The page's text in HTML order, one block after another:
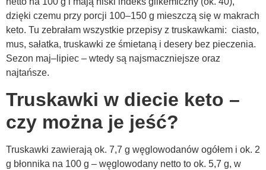
dzięki czemu przy porcji 100–150 g mieszczą się w makrach
keto. Tu zebrałam wszystkie przepisy z truskawkami: ciasto,
mus, sałatka, truskawki ze śmietaną i desery bez pieczenia.
Sezon maj–lipiec – wtedy są najsmaczniejsze oraz
najtańsze.
Truskawki w diecie keto –
czy można je jeść?
Truskawki zawierają ok. 7,7 g węglowodanów ogółem i ok. 2
g błonnika na 100 g – węglowodany netto to ok. 5,7 g, w